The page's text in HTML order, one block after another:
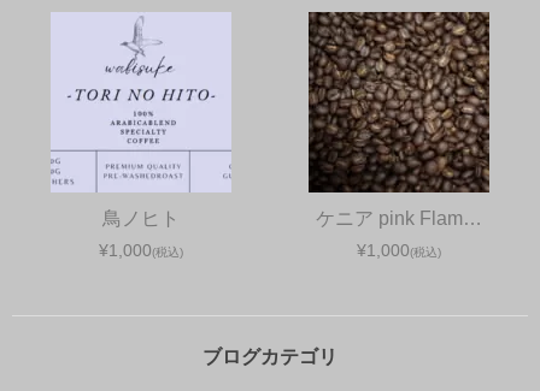
鳥ノヒト
¥1,000(税込)
ケニア pink Flam…
¥1,000(税込)
ブログカテゴリ